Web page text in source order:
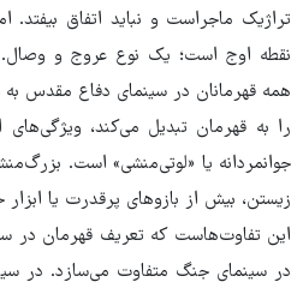
تراژیک ماجراست و نباید اتفاق
نقطه‌ اوج است؛ یک نوع عروج و وصال.
همه‌ قهرمانان در سینمای دفاع مقدس به
را به قهرمان تبدیل می‌کند،
جوانمردانه یا «لوتی‌منشی» است.
زیستن، بیش از بازوهای پرقدرت یا
این تفاوت‌هاست که تعریف قهرمان در
در سینمای جنگ متفاوت می‌سازد. در